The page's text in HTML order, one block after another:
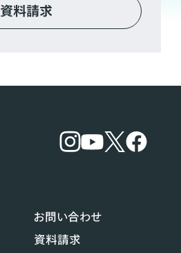
資料請求
お問い合わせ
資料請求